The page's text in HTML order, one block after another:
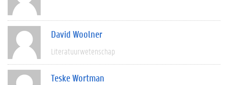
David Woolner
Literatuurwetenschap
Teske Wortman